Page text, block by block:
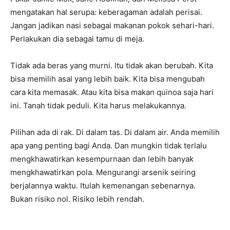
mengatakan hal serupa: keberagaman adalah perisai.
Jangan jadikan nasi sebagai makanan pokok sehari-hari.
Perlakukan dia sebagai tamu di meja.
Tidak ada beras yang murni. Itu tidak akan berubah. Kita
bisa memilih asal yang lebih baik. Kita bisa mengubah
cara kita memasak. Atau kita bisa makan quinoa saja hari
ini. Tanah tidak peduli. Kita harus melakukannya.
Pilihan ada di rak. Di dalam tas. Di dalam air. Anda memilih
apa yang penting bagi Anda. Dan mungkin tidak terlalu
mengkhawatirkan kesempurnaan dan lebih banyak
mengkhawatirkan pola. Mengurangi arsenik seiring
berjalannya waktu. Itulah kemenangan sebenarnya.
Bukan risiko nol. Risiko lebih rendah.